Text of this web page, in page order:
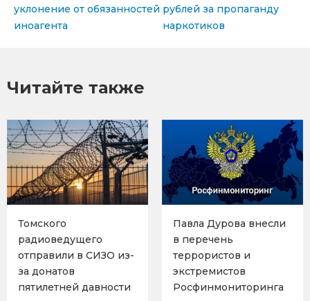
уклонение от обязанностей
иноагента
рублей за пропаганду
наркотиков
Читайте также
Томского
радиоведущего
отправили в СИЗО из-
за донатов
пятилетней давности
Павла Дурова внесли
в перечень
террористов и
экстремистов
Росфинмониторинга